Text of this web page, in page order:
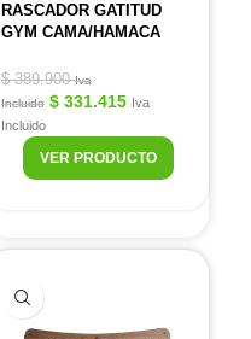
RASCADOR GATITUD
GYM CAMA/HAMACA
$389.900 Iva
Incluido $ 331.415 Iva
Incluido
VER PRODUCTO